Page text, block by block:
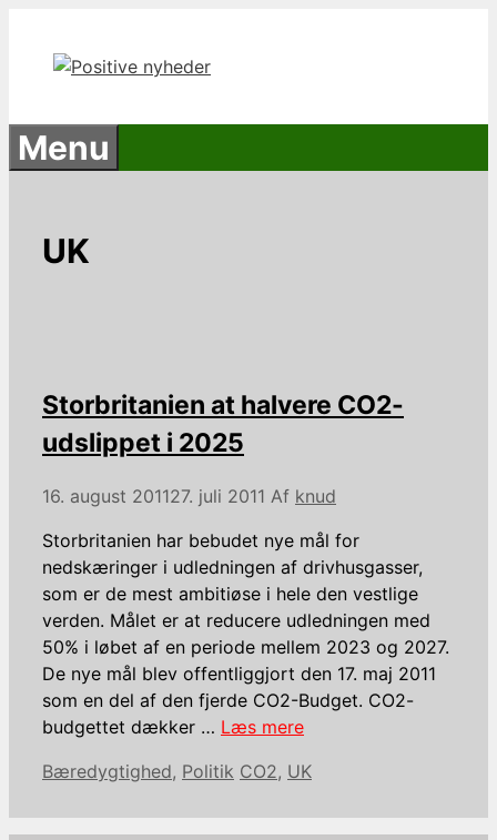
indhold
Menu
UK
Storbritanien at halvere CO2-
udslippet i 2025
16. august 201127. juli 2011 Af knud
Storbritanien har bebudet nye mål for
nedskæringer i udledningen af ​​drivhusgasser,
som er de mest ambitiøse i hele den vestlige
verden. Målet er at reducere udledningen med
50% i løbet af en periode mellem 2023 og 2027.
De nye mål blev offentliggjort den 17. maj 2011
som en del af den fjerde CO2-Budget. CO2-
budgettet dækker … Læs mere
Kategorier
Bæredygtighed, Politik Tags
CO2, UK